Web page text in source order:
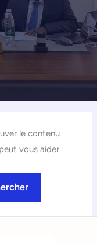
le contenu
vous aider.